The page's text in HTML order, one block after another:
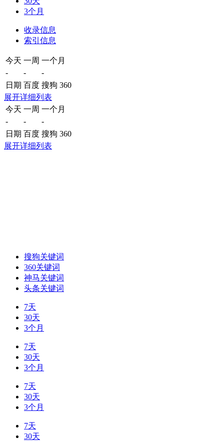
3个月
收录信息
索引信息
今天 一周 一个月
-
-
-
日期 百度 搜狗 360
展开详细列表
今天 一周 一个月
-
-
-
日期 百度 搜狗 360
展开详细列表
搜狗关键词
360关键词
神马关键词
头条关键词
7天
30天
3个月
7天
30天
3个月
7天
30天
3个月
7天
30天